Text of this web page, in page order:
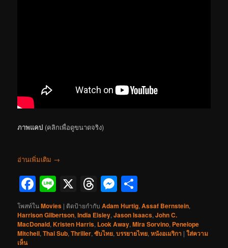
ภาพแคป (คลิกเพื่อดูขนาดจริง)
อ่านเพิ่มเติม →
Facebook
Line
X Threads
Messenger
โพสท์ในMovies | ติดป้ายกำกับ Adam Hurtig,Assaf Bernstein,
Harrison Gilbertson,India Eisley,Jason Isaacs,John C.
MacDonald,Kristen Harris, Look Away,Mira Sorvino, Penelope
Mitchell,Thai Sub,Thriller,ซับไทย,บรรยายไทย,หนังอเมริกา |ใส่ความ
เห็น